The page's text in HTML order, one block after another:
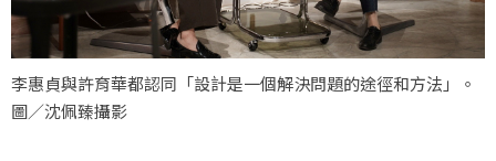
李惠貞與許育華都認同「設計是一個解決問題的途徑和方法」。
圖／沈佩臻攝影